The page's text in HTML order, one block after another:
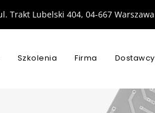
Trakt Lubelski 404, 04-667 Warszawa
Szkolenia Firma Dostawcy